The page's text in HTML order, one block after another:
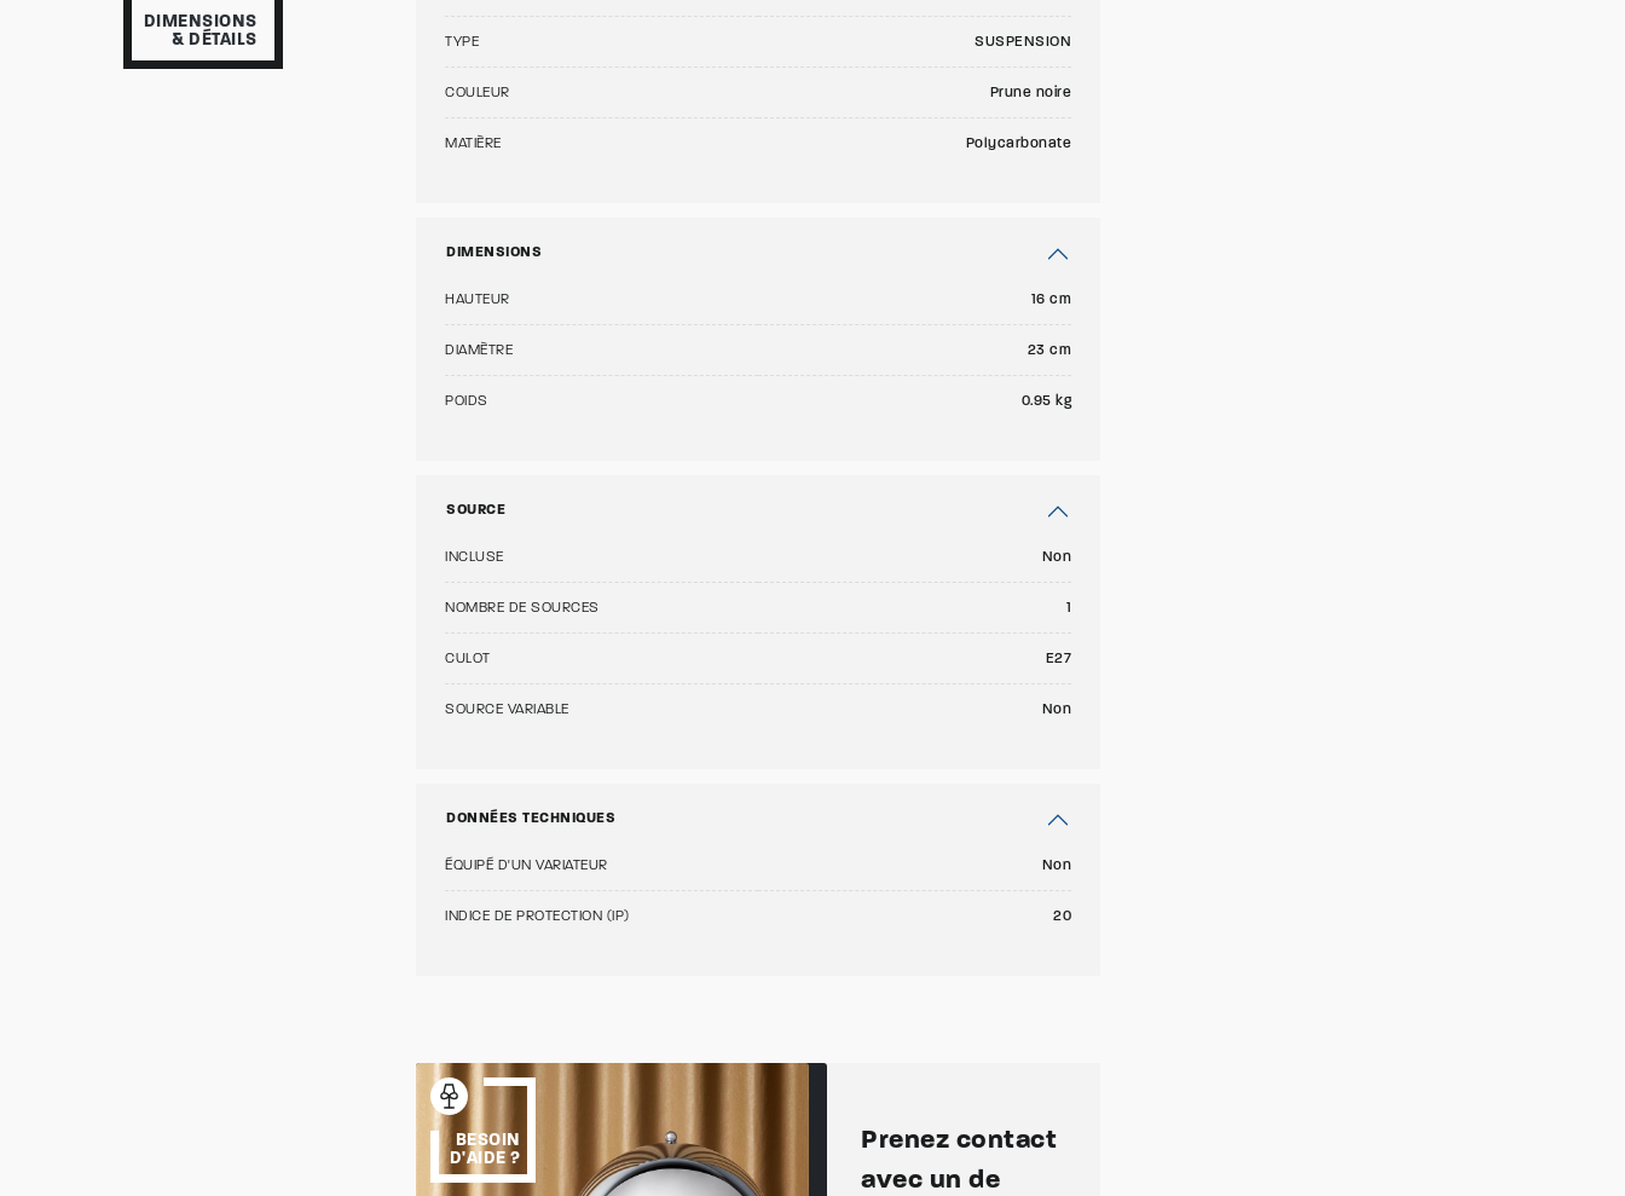
DIMENSIONS
& DÉTAILS
TYPE SUSPENSION
COULEUR Prune noire
MATIÈRE Polycarbonate
DIMENSIONS
HAUTEUR 16 cm
DIAMÈTRE 23 cm
POIDS 0.95 kg
SOURCE
INCLUSE Non
NOMBRE DE SOURCES 1
CULOT E27
SOURCE VARIABLE Non
DONNÉES TECHNIQUES
ÉQUIPÉ D'UN VARIATEUR Non
INDICE DE PROTECTION (IP) 20
BESOIN
D'AIDE ?
Prenez contact
avec un de